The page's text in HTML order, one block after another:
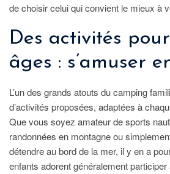
de choisir celui qui convient le mieux à
Des activités
âges : s’amuser
L’un des grands atouts du camping
d’activités proposées, adaptées à
Que vous soyez amateur de sports
randonnées en montagne ou
détendre au bord de la mer, il y en a
enfants adorent généralement